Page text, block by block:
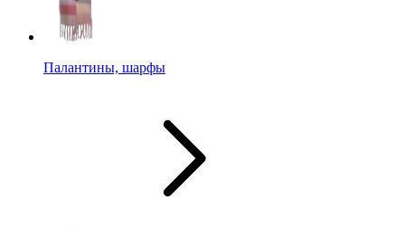
Палантины, шарфы